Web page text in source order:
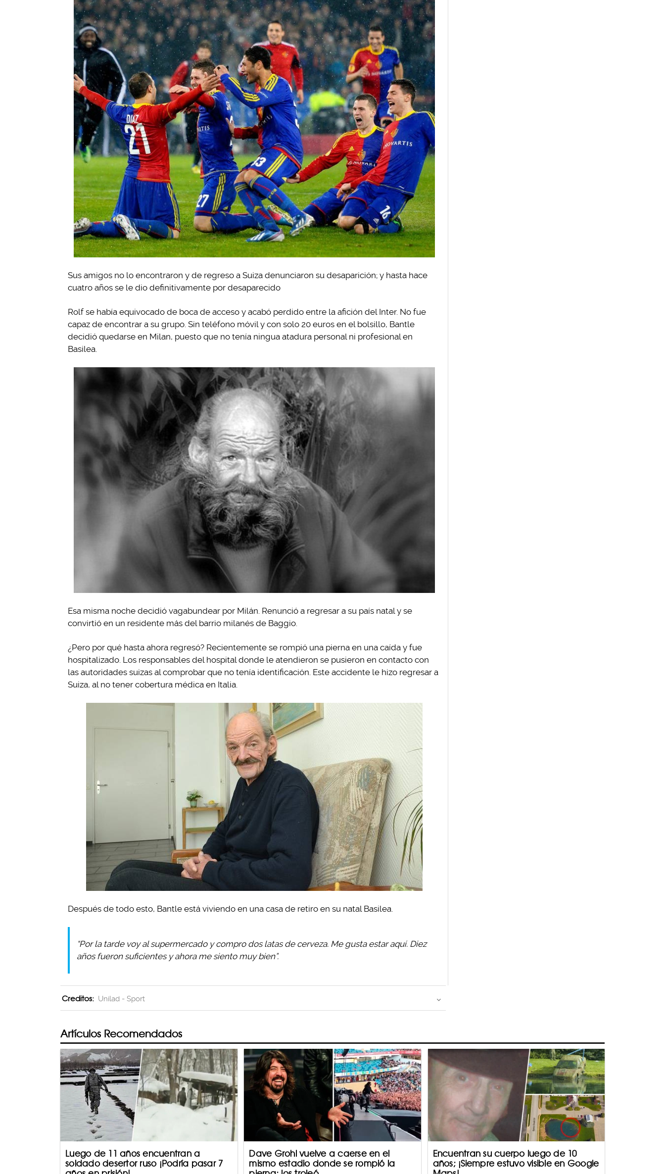
Sus amigos no lo encontraron y de regreso a Suiza denunciaron su desaparición; y hasta hace
cuatro años se le dio definitivamente por desaparecido
Rolf se había equivocado de boca de acceso y acabó perdido entre la afición del Inter. No fue
capaz de encontrar a su grupo. Sin teléfono móvil y con solo 20 euros en el bolsillo, Bantle
decidió quedarse en Milan, puesto que no tenía ningua atadura personal ni profesional en
Basilea.
Esa misma noche decidió vagabundear por Milán. Renunció a regresar a su país natal y se
convirtió en un residente más del barrio milanés de Baggio.
¿Pero por qué hasta ahora regresó? Recientemente se rompió una pierna en una caída y fue
hospitalizado. Los responsables del hospital donde le atendieron se pusieron en contacto con
las autoridades suizas al comprobar que no tenía identificación. Este accidente le hizo regresar a
Suiza, al no tener cobertura médica en Italia.
Después de todo esto, Bantle está viviendo en una casa de retiro en su natal Basilea.
“Por la tarde voy al supermercado y compro dos latas de cerveza. Me gusta estar aquí. Diez
años fueron suficientes y ahora me siento muy bien”.
Creditos: Unilad - Sport
Artículos Recomendados
Luego de 11 años encuentran a
soldado desertor ruso ¡Podría pasar 7
Dave Grohl vuelve a caerse en el
mismo estadio donde se rompió la
Encuentran su cuerpo luego de 10
años; ¡Siempre estuvo visible en Google